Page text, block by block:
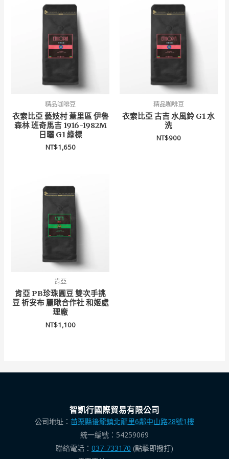
精品咖啡豆
衣索比亞 藝妓村 蓋里區 伊魯
森林 班奇馬吉 1916-1982M
日曬 G1 綠標
NT$1,650
精品咖啡豆
衣索比亞 古吉 水風鈴 G1 水
洗
NT$900
肯亞
肯亞 PB珍珠圓豆 雙次手挑
豆 祈安布 麗瞅合作社 和姬處
理廠
NT$1,100
智凱行國際貿易有限公司
公司地址： 苗栗縣後龍鎮北龍里6鄰中山路28號1樓
統一編號：54259069
聯絡電話： 037-733170 (點擊即撥打)